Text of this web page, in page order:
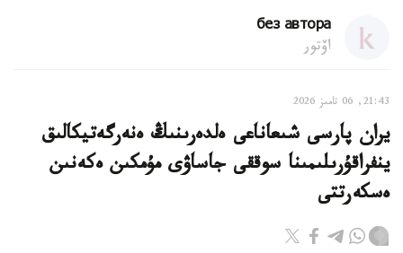
без автора
اۆتور
21:43, 06 تامىز 2026
يران پارسى شىعاناعى ەلدەرىنىڭ ەنەرگەتيكالىق
ينفراقۇرىلىمىنا سوققى جاساۋى مۇمكىن ەكەنىن
ەسكەرتتى